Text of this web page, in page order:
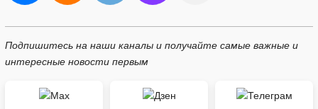
Подпишитесь на наши каналы и получайте самые важные и
интересные новости первым